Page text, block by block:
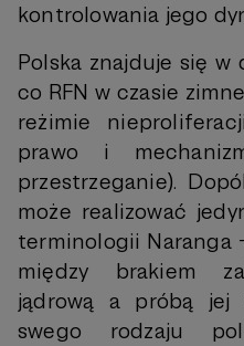
kontrolowania jego
Polska znajduje się
co RFN w czasie
reżimie
prawo i
przestrzeganie).
może realizować
terminologii Naranga
między brakiem
jądrową a próbą jej
swego rodzaju